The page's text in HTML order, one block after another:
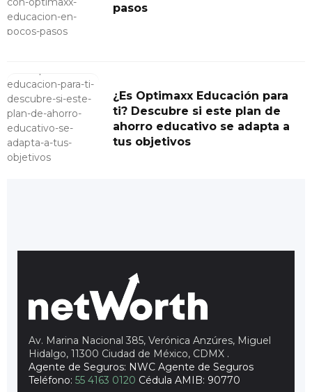
pasos
¿Es Optimaxx Educación para
ti? Descubre si este plan de
ahorro educativo se adapta a
tus objetivos
Av. Marina Nacional 385, Verónica Anzúres, Miguel
Hidalgo, 11300 Ciudad de México, CDMX .
Agente de Seguros: NWC Agente de Seguros
Teléfono: 55 4163 0120 Cédula AMIB: 90770